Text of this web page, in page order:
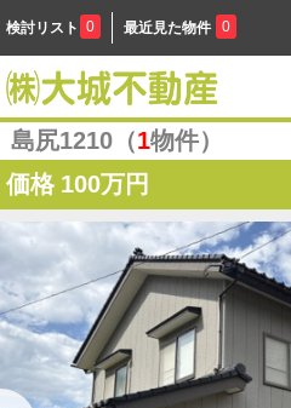
検討リスト 0 最近見た物件 0
島尻1210（1物件）
価格 100万円